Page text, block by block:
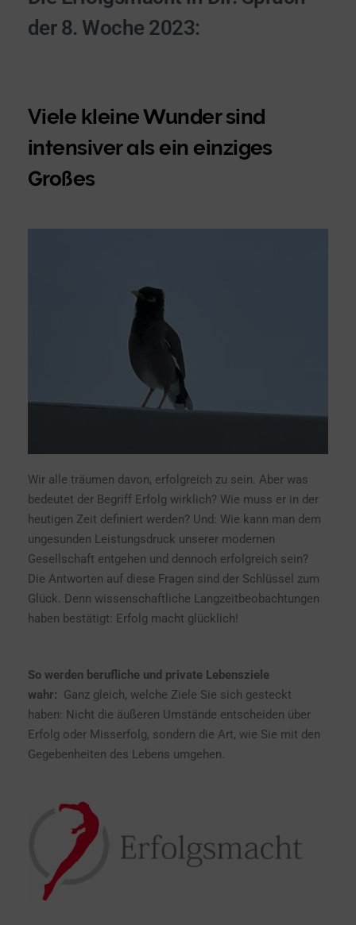
der 8. Woche 2023:
Viele kleine Wunder sind
intensiver als ein einziges
Großes
Wir alle träumen davon, erfolgreich zu sein. Aber was
bedeutet der Begriff Erfolg wirklich? Wie muss er in der
heutigen Zeit definiert werden? Und: Wie kann man dem
ungesunden Leistungsdruck unserer modernen
Gesellschaft entgehen und dennoch erfolgreich sein?
Die Antworten auf diese Fragen sind der Schlüssel zum
Glück. Denn wissenschaftliche Langzeitbeobachtungen
haben bestätigt: Erfolg macht glücklich!
So werden berufliche und private Lebensziele
wahr: Ganz gleich, welche Ziele Sie sich gesteckt
haben: Nicht die äußeren Umstände entscheiden über
Erfolg oder Misserfolg, sondern die Art, wie Sie mit den
Gegebenheiten des Lebens umgehen.